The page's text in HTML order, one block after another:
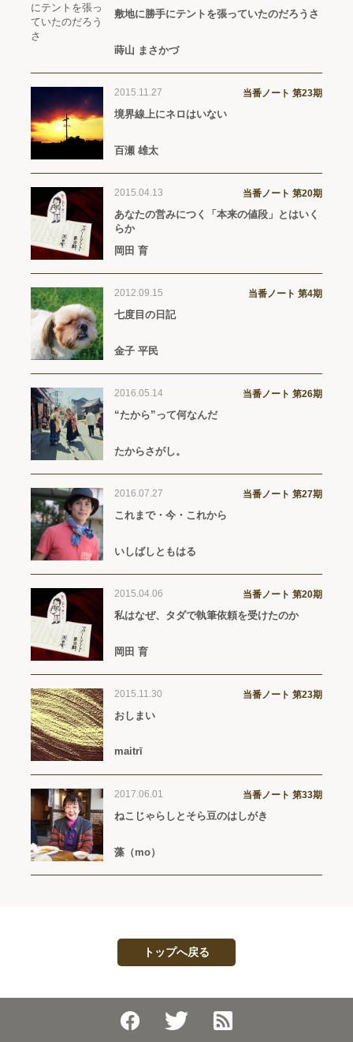
敷地に勝手にテントを張っていたのだろうさ
蒔山 まさかづ
2015.11.27 当番ノート 第23期
境界線上にネロはいない
百瀬 雄太
2015.04.13 当番ノート 第20期
あなたの営みにつく「本来の値段」とはいく
らか
岡田 育
2012.09.15 当番ノート 第4期
七度目の日記
金子 平民
2016.05.14 当番ノート 第26期
“たから”って何なんだ
たからさがし。
2016.07.27 当番ノート 第27期
これまで・今・これから
いしばしともはる
2015.04.06 当番ノート 第20期
私はなぜ、タダで執筆依頼を受けたのか
岡田 育
2015.11.30 当番ノート 第23期
おしまい
maitrī
2017.06.01 当番ノート 第33期
ねこじゃらしとそら豆のはしがき
藻（mo）
トップへ戻る